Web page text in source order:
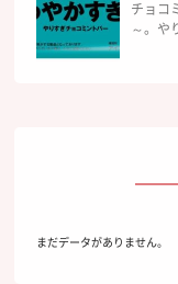
チョコ
～。や
まだデータがありません。